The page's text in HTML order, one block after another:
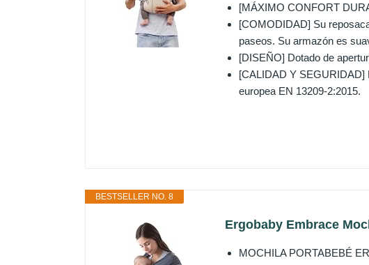
[MÁXIMO CONFORT
[COMODIDAD] Su
paseos. Su armazón es
[DISEÑO] Dotado de
[CALIDAD Y SEGURIDAD]
europea EN 13209-2:2015.
BESTSELLER NO. 8
Ergobaby Embrace
MOCHILA PORTABEBÉ